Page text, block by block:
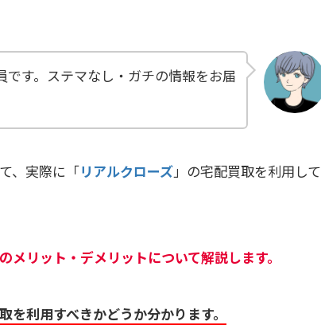
す。ステマなし・ガチの情報をお届
、実際に「リアルクローズ」の宅配買取を利用して
リット・デメリットについて解説します。
を利用すべきかどうか分かります。